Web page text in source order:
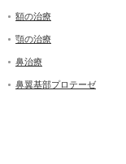
額の治療
顎の治療
鼻治療
鼻翼基部プロテーゼ